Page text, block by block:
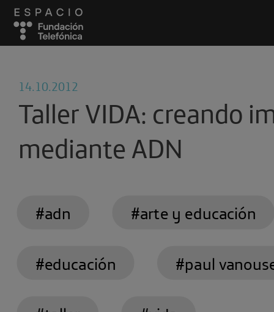
14.10.2012
Taller VIDA: creando
mediante ADN
#adn #arte y educación
#educación #paul